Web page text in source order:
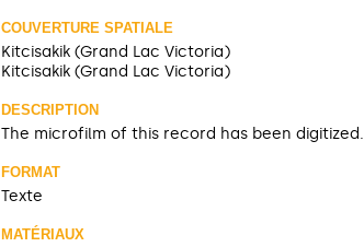
COUVERTURE SPATIALE
Kitcisakik (Grand Lac Victoria)
Kitcisakik (Grand Lac Victoria)
DESCRIPTION
The microfilm of this record has been digitized.
FORMAT
Texte
MATÉRIAUX